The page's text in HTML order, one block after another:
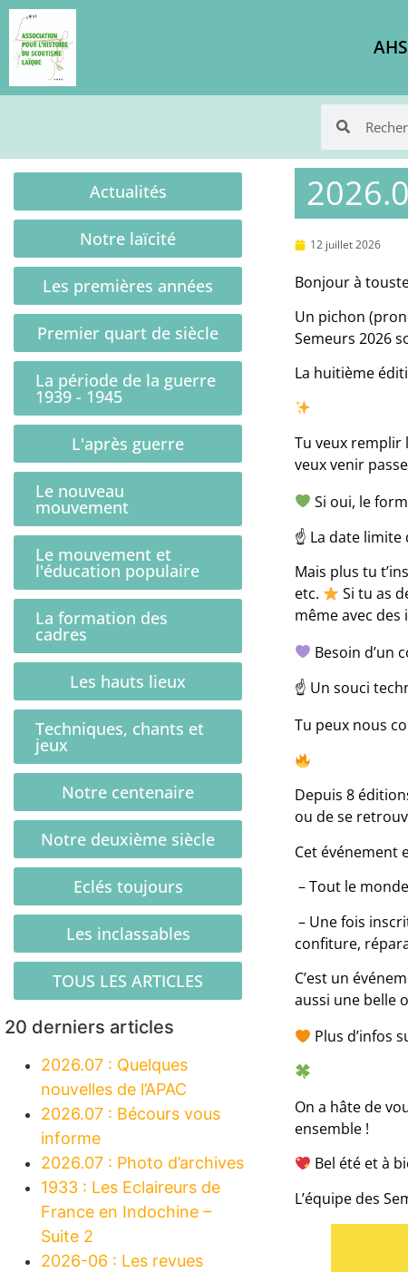
Actualités
Notre laïcité
Les premières années
Premier quart de siècle
La période de la guerre
1939 - 1945
L'après guerre
Le nouveau
mouvement
Le mouvement et
l'éducation populaire
La formation des
cadres
Les hauts lieux
Techniques, chants et
jeux
Notre centenaire
Notre deuxième siècle
Eclés toujours
Les inclassables
TOUS LES ARTICLES
20 derniers articles
2026.07 : Quelques
nouvelles de l’APAC
2026.07 : Bécours vous
informe
2026.07 : Photo d’archives
1933 : Les Eclaireurs de
France en Indochine –
Suite 2
2026-06 : Les revues
12 juillet 2026
Bonjour à
Un pichon
Semeurs 2026
La huitième
Tu veux remplir
veux venir
Si oui, le
☝️ La date limite
Mais plus tu
etc.
Si tu as
même avec
Besoin d’un
☝️ Un souci
Tu peux nous
Depuis 8
ou de se
Cet événement
– Tout le
– Une fois
confiture,
C’est un
aussi une belle
Plus d’infos
On a hâte de
ensemble !
Bel été et à
L’équipe des